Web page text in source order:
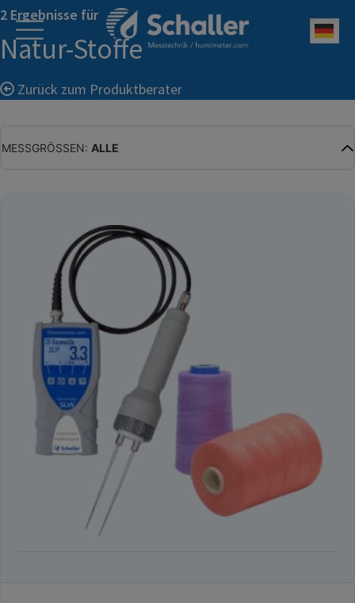
2 Ergebnisse für
Natur-Stoffe
Zurück zum Produktberater
MESSGRÖSSEN: ALLE
HOLZFEUCHTE
RELATIVE FEUCHTE
ABSOLUTE FEUCHTE
TEMPERATUR
GLEICHGEWICHTSFEUCHTE
WASSERAKTIVITÄT
TROCKENSUBSTANZ
HEKTOLITERGEWICHT
TAUPUNKT
SCHÜTTDICHTE
ATRO/M³
GEWICHT / MASSE